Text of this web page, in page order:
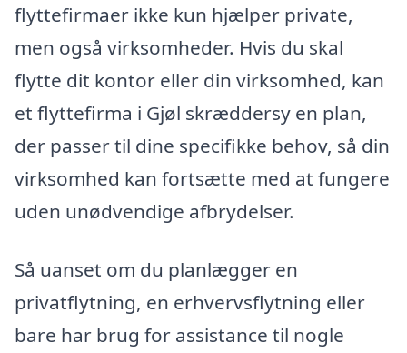
flyttefirmaer ikke kun hjælper private,
men også virksomheder. Hvis du skal
flytte dit kontor eller din virksomhed, kan
et flyttefirma i Gjøl skræddersy en plan,
der passer til dine specifikke behov, så din
virksomhed kan fortsætte med at fungere
uden unødvendige afbrydelser.
Så uanset om du planlægger en
privatflytning, en erhvervsflytning eller
bare har brug for assistance til nogle